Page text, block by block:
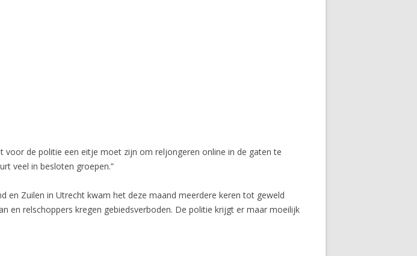
de politie een eitje moet zijn om reljongeren online in de gaten te
veel in besloten groepen.”
en Zuilen in Utrecht kwam het deze maand meerdere keren tot geweld
en relschoppers kregen gebiedsverboden. De politie krijgt er maar moeilijk